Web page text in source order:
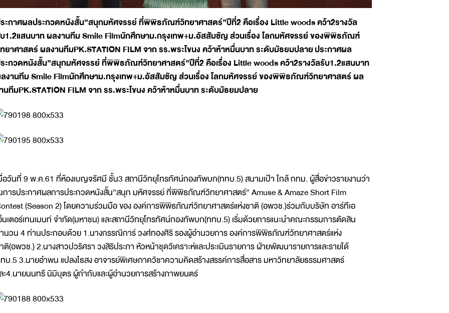
ะกาศผลประกวดหนังสั้น”สนุกมหัศจรรย์ ที่พิพิธภัณฑ์วิทยาศาสตร์”ปีที่2 คือเรื่อง Little woods คว้า2รางวัล
1.2แสนบาท ผลงานทีม Smile Filmนักศึกษาม.กรุงเทพ+ม.อัสสัมชัญ ส่วนเรื่อง โลกมหัศจรรย์ ของพิพิธภัณฑ์
ยาศาสตร์ ผลงานทีมPK.STATION FILM จาก รร.พระโขนง คว้าห้าหมื่นบาท ระดับมัธยมปลาย ประกาศผล
ะกวดหนังสั้น”สนุกมหัศจรรย์ ที่พิพิธภัณฑ์วิทยาศาสตร์”ปีที่2 คือเรื่อง Little woods คว้า2รางวัลรับ1.2แสนบาท
งานทีม Smile Filmนักศึกษาม.กรุงเทพ+ม.อัสสัมชัญ ส่วนเรื่อง โลกมหัศจรรย์ ของพิพิธภัณฑ์วิทยาศาสตร์ ผล
นทีมPK.STATION FILM จาก รร.พระโขนง คว้าห้าหมื่นบาท ระดับมัธยมปลาย
อวันที่ 9 พ.ค.61 ที่ห้องเบญจรัศมี ชั้น3 สถานีวิทยุโทรทัศน์กองทัพบก(ททบ.5) สนามเป้า ใกล้ กทม. ผู้สื่อข่าวรายงานว่า
การประกาศผลการประกวดหนังสั้น”สนุก มหัศจรรย์ ที่พิพิธภัณฑ์วิทยาศาสตร์” Amuse & Amaze Short Film
(Season 2) โดยความร่วมมือ ของ องค์การพิพิธภัณฑ์วิทยาศาสตร์แห่งชาติ (อพวช.)ร่วมกับบริษัท อาร์ทีเอ
นเตอร์เทนเมนท์ จำกัด(มหาชน) และสถานีวิทยุโทรทัศน์กองทัพบก(ททบ.5) เริ่มด้วยการแนะนำคณะกรรมการตัดสิน
นวน 4 ท่านประกอบด้วย 1.นางกรรณิการ์ วงศ์ทองศิริ รองผู้อำนวยการ องค์การพิพิธภัณฑ์วิทยาศาสตร์แห่ง
ติ(อพวช.) 2.นางสาวปวริศรา วงสิริประภา หัวหน้าชุดวิเคราะห์และประเมินรายการ ฝ่ายพัฒนารายการและรายได้
บ.5 3.นายอำพน แปลงไธสง อาจารย์พิเศษภาควิชาความคิดสร้างสรรค์การสื่อสาร มหาวิทยาลัยธรรมศาสตร์
ะ4.นายนนทรี นิมิบุตร ผู้กำกับและผู้อำนวยการสร้างภาพยนตร์